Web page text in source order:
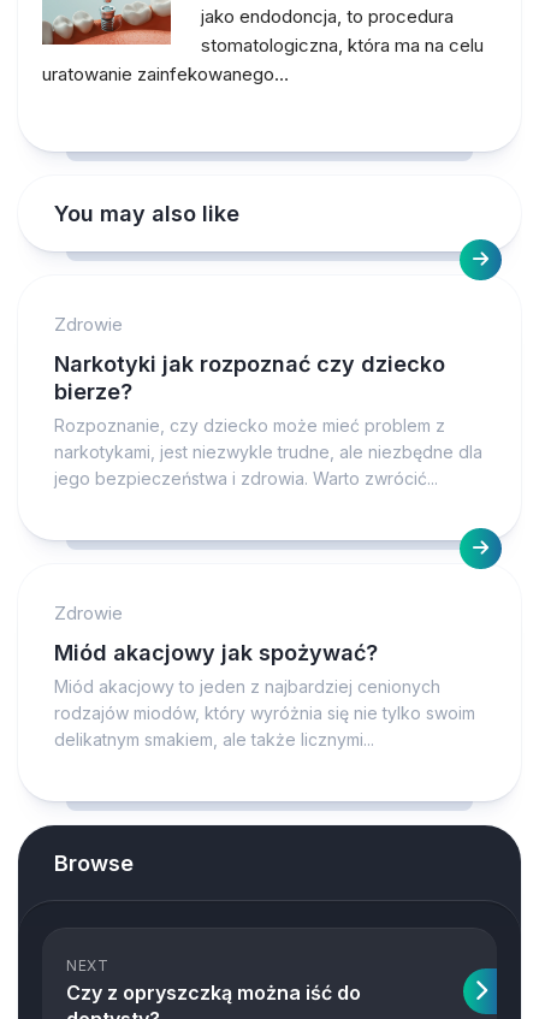
jako endodoncja, to procedura
stomatologiczna, która ma na celu
uratowanie zainfekowanego…
You may also like
Zdrowie
Narkotyki jak rozpoznać czy dziecko
bierze?
Rozpoznanie, czy dziecko może mieć problem z
narkotykami, jest niezwykle trudne, ale niezbędne dla
jego bezpieczeństwa i zdrowia. Warto zwrócić...
Zdrowie
Miód akacjowy jak spożywać?
Miód akacjowy to jeden z najbardziej cenionych
rodzajów miodów, który wyróżnia się nie tylko swoim
delikatnym smakiem, ale także licznymi...
Browse
NEXT
Czy z opryszczką można iść do